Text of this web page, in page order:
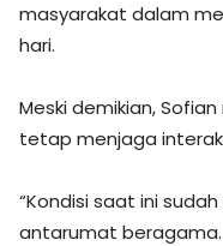
masyarakat dalam
hari.
Meski demikian,
tetap menjaga
“Kondisi saat ini
antarumat beragama.